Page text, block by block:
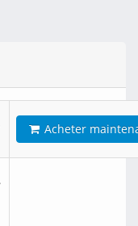
Acheter